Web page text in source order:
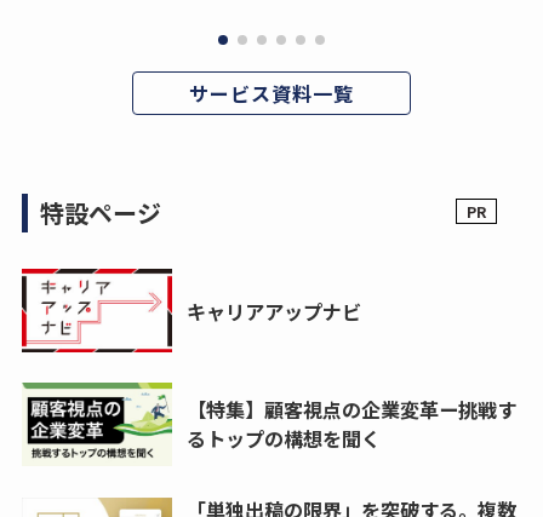
サービス資料一覧
特設ページ
キャリアアップナビ
【特集】顧客視点の企業変革ー挑戦す
るトップの構想を聞く
「単独出稿の限界」を突破する。複数